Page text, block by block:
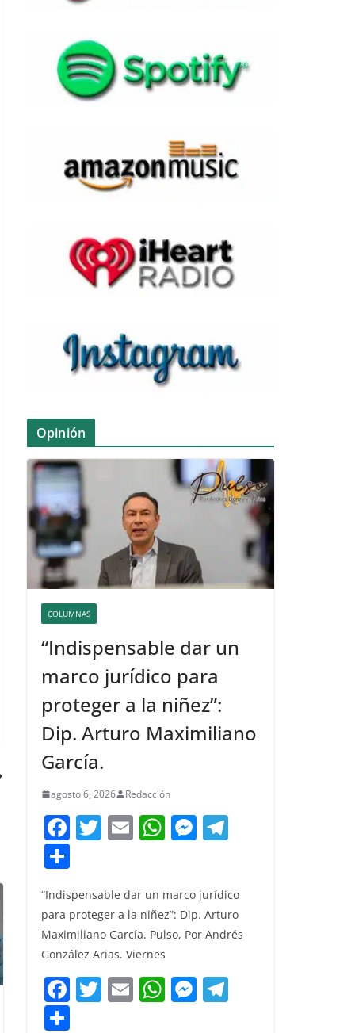
Opinión
COLUMNAS
“Indispensable dar un
marco jurídico para
proteger a la niñez”:
Dip. Arturo Maximiliano
García.
agosto 6, 2026 Redacción
F
e
b
o
o
k
T
er
E
l
W
s
A
p
M
e
n
er
gr
a
m
p
ar
tir
“Indispensable dar un marco jurídico
para proteger a la niñez”: Dip. Arturo
Maximiliano García. Pulso, Por Andrés
González Arias. Viernes
F T E W M